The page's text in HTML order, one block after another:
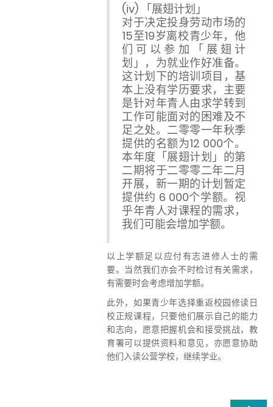
(iv) 「展翅计划」
对于决定投身劳动市场的
15至19岁离校青少年，他
们可以参加「展翅计
划」，为就业作好准备。
这计划下的培训项目，基
本上没有学历要求，主要
是针对年青人由求学转到
工作可能面对的困难及不
足之处。二零零一年秋季
提供的名额为12 000个。
本年度「展翅计划」的第
二期将于二零零二年二月
开展，新一期的计划暂定
提供约 6 000个学额。视
乎年青人对课程的需求，
我们可能会增加学额。
以上学额足以应付有志进修人士的需
要。当然我们亦会不时检讨有关需求，
有需要时会考虑增加学额。
此外，如果青少年选择重返校园修读日
校正规课程，只要他们展示自己的能力
和志向，愿意把握机会和接受挑战，教
育署可以提供资料和意见，亦愿意协助
他们入读公营学校，继续学业。